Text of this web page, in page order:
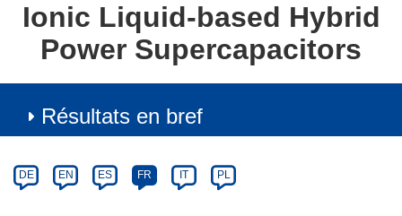
Ionic Liquid-based Hybrid
Power Supercapacitors
Résultats en bref
Category
Article
available
DE EN ES FR IT PL